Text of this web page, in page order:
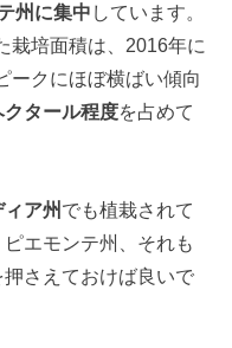
州に集中 しています。
栽培面積は、2016年に
ークにほぼ横ばい傾向
タール程度を占めて
ア州 でも植栽されて
エモンテ州、それも
押さえておけば良いで